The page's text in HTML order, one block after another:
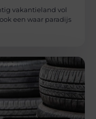
vakantieland vol
een waar paradijs